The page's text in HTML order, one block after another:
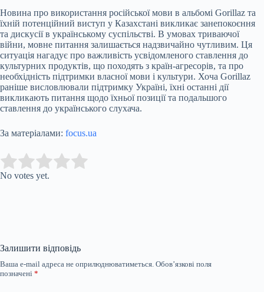
Новина про використання російської мови в альбомі Gorillaz та
їхній потенційний виступ у Казахстані викликає занепокоєння
та дискусії в українському суспільстві. В умовах триваючої
війни, мовне питання залишається надзвичайно чутливим. Ця
ситуація нагадує про важливість усвідомленого ставлення до
культурних продуктів, що походять з країн-агресорів, та про
необхідність підтримки власної мови і культури. Хоча Gorillaz
раніше висловлювали підтримку Україні, їхні останні дії
викликають питання щодо їхньої позиції та подальшого
ставлення до українського слухача.
За матеріалами: focus.ua
Rate this item:
No votes yet.
Залишити відповідь
Ваша e-mail адреса не оприлюднюватиметься. Обов’язкові поля
позначені *